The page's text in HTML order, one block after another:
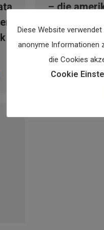
– die
Reinhard
Talk Archiv Von
Vortrag vom
Diese Website
anonyme Informationen
die Cookies
Cookie